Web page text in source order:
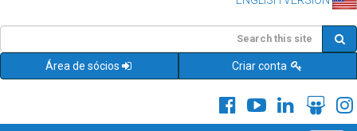
Área de sócios Criar conta